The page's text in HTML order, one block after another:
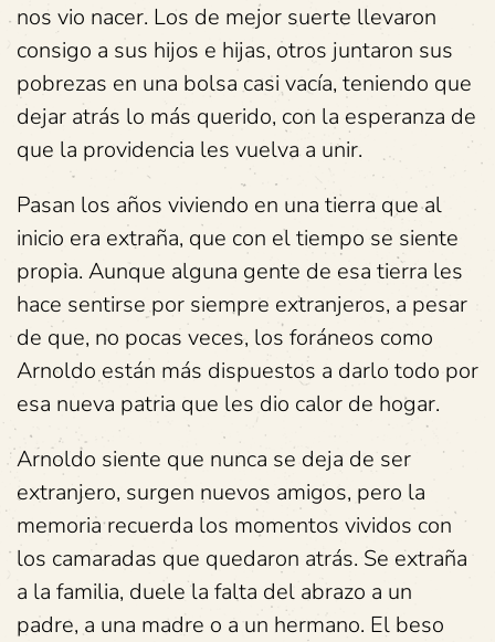
nos vio nacer. Los de mejor suerte llevaron
consigo a sus hijos e hijas, otros juntaron sus
pobrezas en una bolsa casi vacía, teniendo que
dejar atrás lo más querido, con la esperanza de
que la providencia les vuelva a unir.
Pasan los años viviendo en una tierra que al
inicio era extraña, que con el tiempo se siente
propia. Aunque alguna gente de esa tierra les
hace sentirse por siempre extranjeros, a pesar
de que, no pocas veces, los foráneos como
Arnoldo están más dispuestos a darlo todo por
esa nueva patria que les dio calor de hogar.
Arnoldo siente que nunca se deja de ser
extranjero, surgen nuevos amigos, pero la
memoria recuerda los momentos vividos con
los camaradas que quedaron atrás. Se extraña
a la familia, duele la falta del abrazo a un
padre, a una madre o a un hermano. El beso